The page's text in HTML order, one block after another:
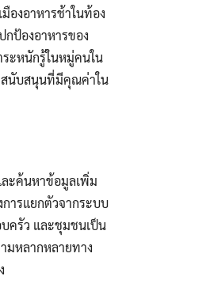
องอาหารช้าในท้อง
กป้องอาหารของ
ระหนักรู้ในหมู่คนใน
สนับสนุนที่มีคุณค่าใน
ละค้นหาข้อมูลเพิ่ม
ารแยกตัวจากระบบ
ครัว และชุมชนเป็น
มหลากหลายทาง